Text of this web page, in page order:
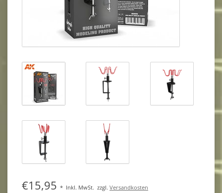
€15,95 * Inkl. MwSt. zzgl. Versandkosten